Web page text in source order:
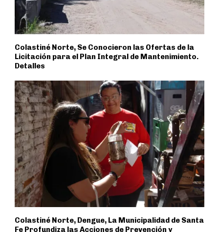
Colastiné Norte, Se Conocieron las Ofertas de la
Licitación para el Plan Integral de Mantenimiento.
Detalles
Colastiné Norte, Dengue, La Municipalidad de Santa
Fe Profundiza las Acciones de Prevención y